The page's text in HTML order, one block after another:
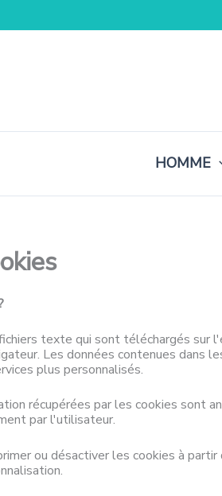
HOMME
texte qui sont téléchargés
Les données contenues dans
plus personnalisés.
récupérées par les cookies sont
par l'utilisateur.
ou désactiver les cookies à